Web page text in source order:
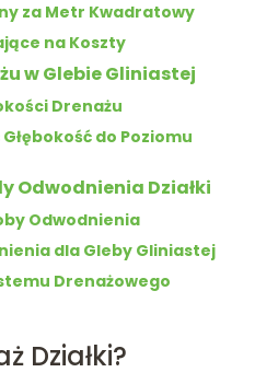
za Metr Kwadratowy
na Koszty
w Glebie Gliniastej
Drenażu
do Poziomu
Odwodnienia Działki
Odwodnienia
dla Gleby Gliniastej
Drenażowego
Działki?